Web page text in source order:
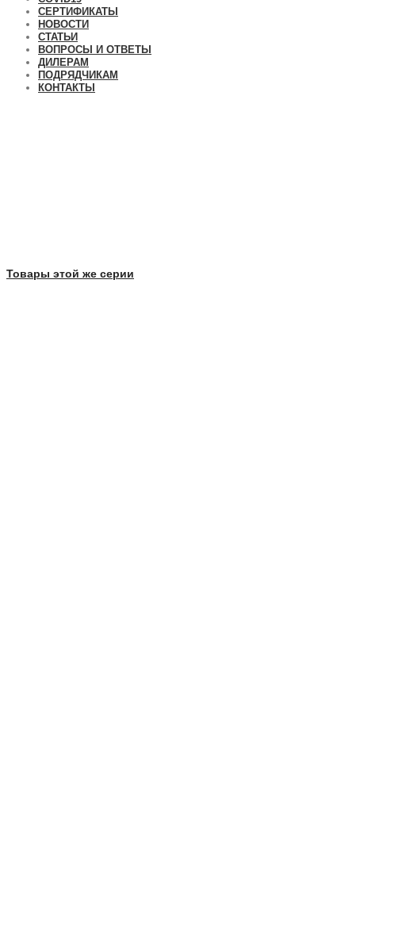
СЕРТИФИКАТЫ
НОВОСТИ
СТАТЬИ
ВОПРОСЫ И ОТВЕТЫ
ДИЛЕРАМ
ПОДРЯДЧИКАМ
КОНТАКТЫ
Товары этой же серии